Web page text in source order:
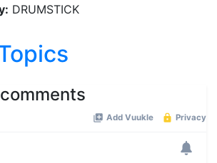
DRUMSTICK